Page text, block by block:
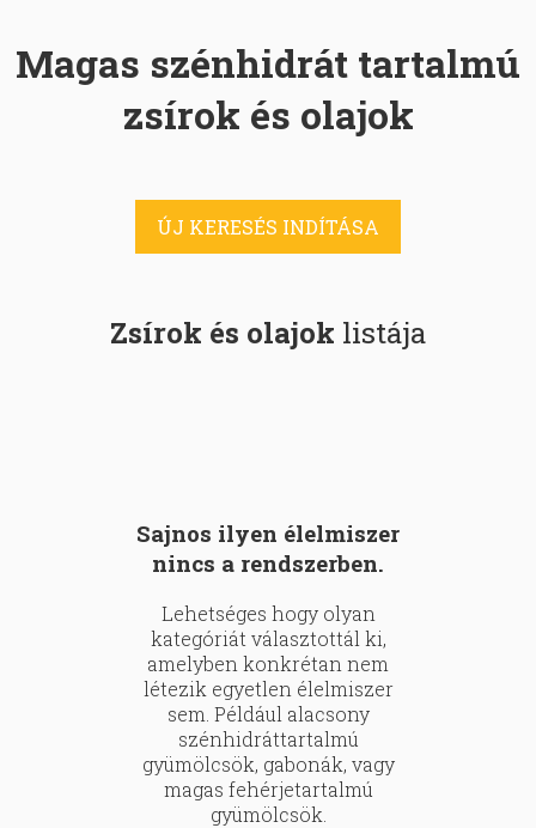
Magas szénhidrát tartalmú
zsírok és olajok
ÚJ KERESÉS INDÍTÁSA
Zsírok és olajok listája
Sajnos ilyen élelmiszer
nincs a rendszerben.
Lehetséges hogy olyan
kategóriát választottál ki,
amelyben konkrétan nem
létezik egyetlen élelmiszer
sem. Például alacsony
szénhidráttartalmú
gyümölcsök, gabonák, vagy
magas fehérjetartalmú
gyümölcsök.